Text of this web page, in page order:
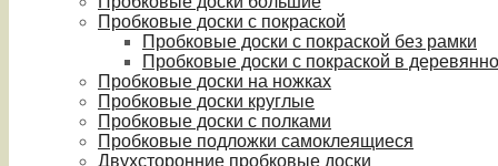
Пробковые доски с покраской
Пробковые доски с покраской без рамки
Пробковые доски с покраской в
Пробковые доски на ножках
Пробковые доски круглые
Пробковые доски с полками
Пробковые подложки самоклеящиеся
Двухсторонние пробковые доски